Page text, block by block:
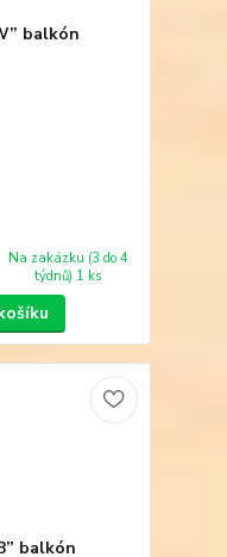
Na zakázku (3 do 4
týdnů) 1 ks